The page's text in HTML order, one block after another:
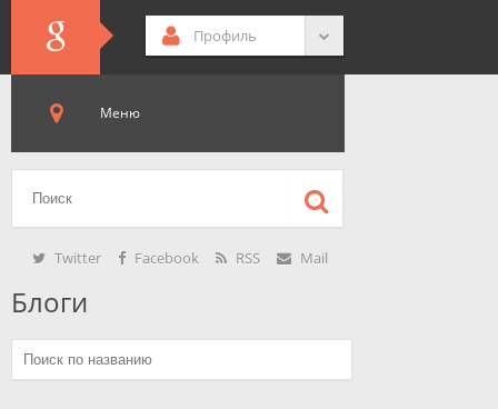
Профиль
Меню
Twitter Facebook RSS Mail
Блоги